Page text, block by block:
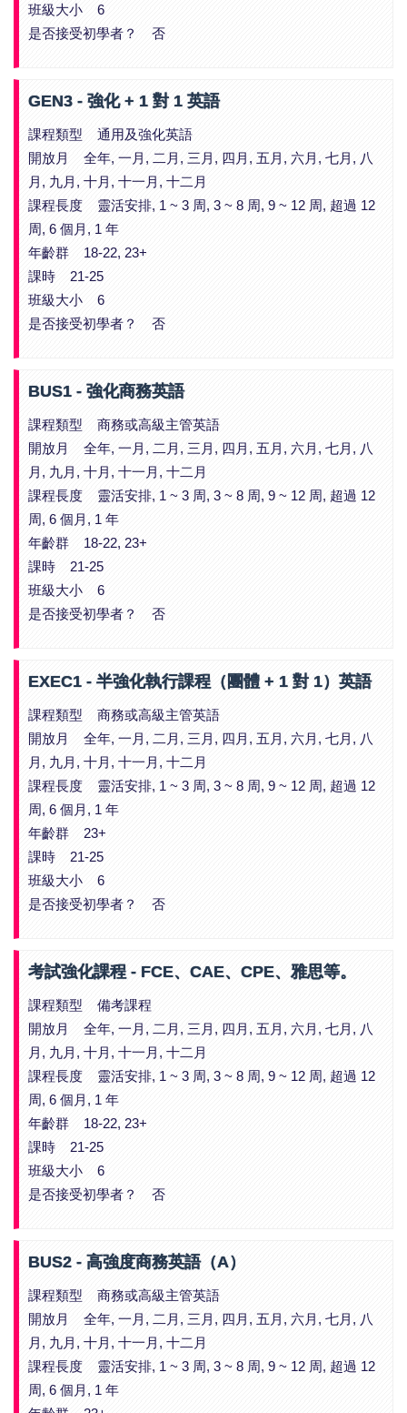
班級大小 6
是否接受初學者？ 否
GEN3 - 強化 + 1 對 1 英語
課程類型 通用及強化英語
開放月 全年, 一月, 二月, 三月, 四月, 五月, 六月, 七月, 八
月, 九月, 十月, 十一月, 十二月
課程長度 靈活安排, 1 ~ 3 周, 3 ~ 8 周, 9 ~ 12 周, 超過 12
周, 6 個月, 1 年
年齡群 18-22, 23+
課時 21-25
班級大小 6
是否接受初學者？ 否
BUS1 - 強化商務英語
課程類型 商務或高級主管英語
開放月 全年, 一月, 二月, 三月, 四月, 五月, 六月, 七月, 八
月, 九月, 十月, 十一月, 十二月
課程長度 靈活安排, 1 ~ 3 周, 3 ~ 8 周, 9 ~ 12 周, 超過 12
周, 6 個月, 1 年
年齡群 18-22, 23+
課時 21-25
班級大小 6
是否接受初學者？ 否
EXEC1 - 半強化執行課程（團體 + 1 對 1）英語
課程類型 商務或高級主管英語
開放月 全年, 一月, 二月, 三月, 四月, 五月, 六月, 七月, 八
月, 九月, 十月, 十一月, 十二月
課程長度 靈活安排, 1 ~ 3 周, 3 ~ 8 周, 9 ~ 12 周, 超過 12
周, 6 個月, 1 年
年齡群 23+
課時 21-25
班級大小 6
是否接受初學者？ 否
考試強化課程 - FCE、CAE、CPE、雅思等。
課程類型 備考課程
開放月 全年, 一月, 二月, 三月, 四月, 五月, 六月, 七月, 八
月, 九月, 十月, 十一月, 十二月
課程長度 靈活安排, 1 ~ 3 周, 3 ~ 8 周, 9 ~ 12 周, 超過 12
周, 6 個月, 1 年
年齡群 18-22, 23+
課時 21-25
班級大小 6
是否接受初學者？ 否
BUS2 - 高強度商務英語（A）
課程類型 商務或高級主管英語
開放月 全年, 一月, 二月, 三月, 四月, 五月, 六月, 七月, 八
月, 九月, 十月, 十一月, 十二月
課程長度 靈活安排, 1 ~ 3 周, 3 ~ 8 周, 9 ~ 12 周, 超過 12
周, 6 個月, 1 年